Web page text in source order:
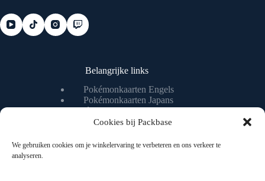
Cookies bij Packbase
We gebruiken cookies om je winkelervaring te verbeteren en ons verkeer te
analyseren.
Belangrijke links
Pokémonkaarten Engels
Pokémonkaarten Japans
Pokémonkaart livestream